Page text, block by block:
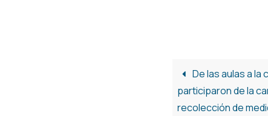
De las aulas a
participaron de la
recolección de